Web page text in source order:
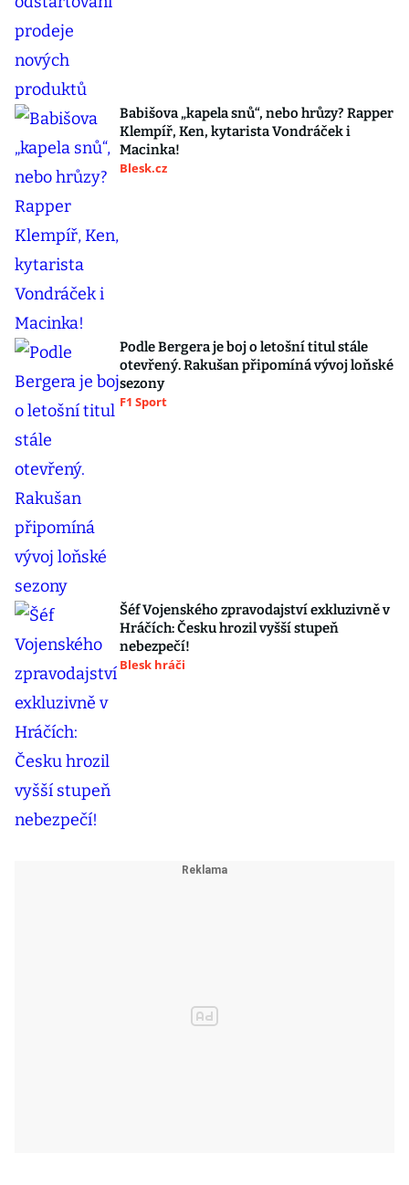
Babišova „kapela snů“, nebo hrůzy? Rapper
Klempíř, Ken, kytarista Vondráček i
Macinka!
Blesk.cz
Podle Bergera je boj o letošní titul stále
otevřený. Rakušan připomíná vývoj loňské
sezony
F1 Sport
Šéf Vojenského zpravodajství exkluzivně v
Hráčích: Česku hrozil vyšší stupeň
nebezpečí!
Blesk hráči